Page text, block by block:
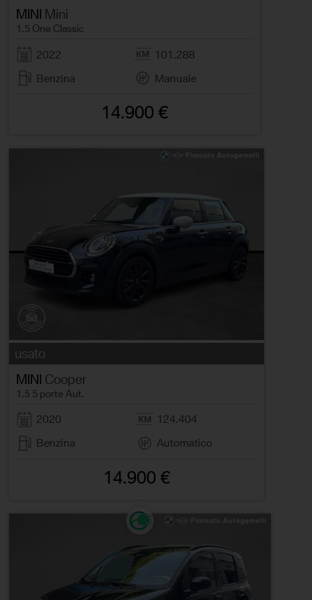
MINI
Mini
1.5 One Classic
2022
101.288
Benzina
Manuale
14.900 €
usato
MINI Cooper
1.5 5 porte Aut.
2020
124.404
Benzina
Automatico
14.900 €